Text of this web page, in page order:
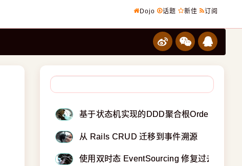
Dojo 话题 新佳 订阅
基于状态机实现的DDD聚合根Order对象
从 Rails CRUD 迁移到事件溯源
使用双时态 EventSourcing 修复过去并应对